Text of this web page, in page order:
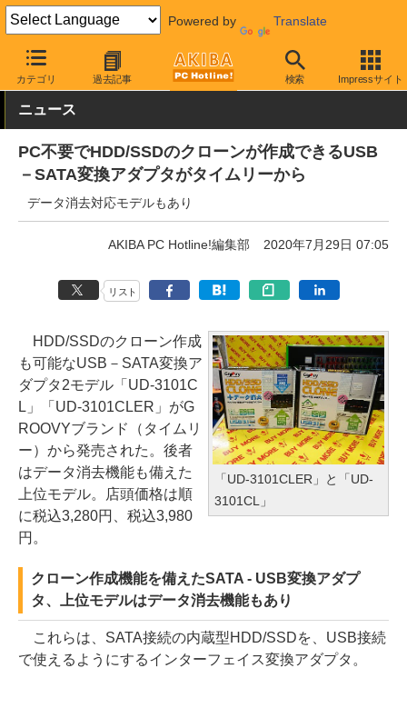
Powered by Translate
カテゴリ 過去記事 検索 Impressサイト
AKIBA PC Hotline! PC周辺機器 変換アダプタ ストレージ用変
ニュース
PC不要でHDD/SSDのクローンが作成できるUSB
－SATA変換アダプタがタイムリーから
データ消去対応モデルもあり
AKIBA PC Hotline!編集部 2020年7月29日 07:05
リスト
「UD-3101CLER」と「UD-
3101CL」
HDD/SSDのクローン作成
も可能なUSB－SATA変換ア
ダプタ2モデル「UD-3101C
L」「UD-3101CLER」がG
ROOVYブランド（タイムリ
ー）から発売された。後者
はデータ消去機能も備えた
上位モデル。店頭価格は順
に税込3,280円、税込3,980
円。
クローン作成機能を備えたSATA - USB変換アダプ
タ、上位モデルはデータ消去機能もあり
これらは、SATA接続の内蔵型HDD/SSDを、USB接続
で使えるようにするインターフェイス変換アダプタ。